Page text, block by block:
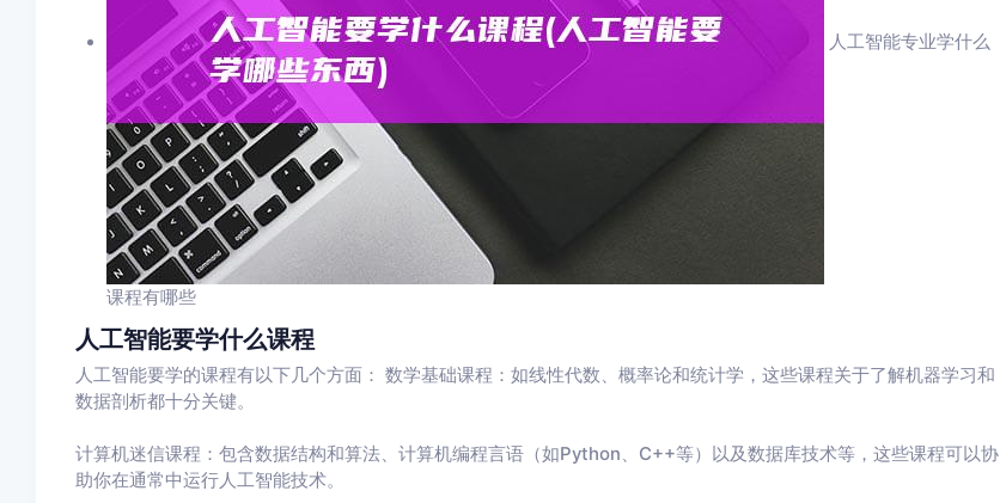
人工智能专业学什么
课程有哪些
人工智能要学什么课程
人工智能要学的课程有以下几个方面： 数学基础课程：如线性代数、概率论和统计学，这些课程关于了解机器学习和
数据剖析都十分关键。
计算机迷信课程：包含数据结构和算法、计算机编程言语（如Python、C++等）以及数据库技术等，这些课程可以协
助你在通常中运行人工智能技术。